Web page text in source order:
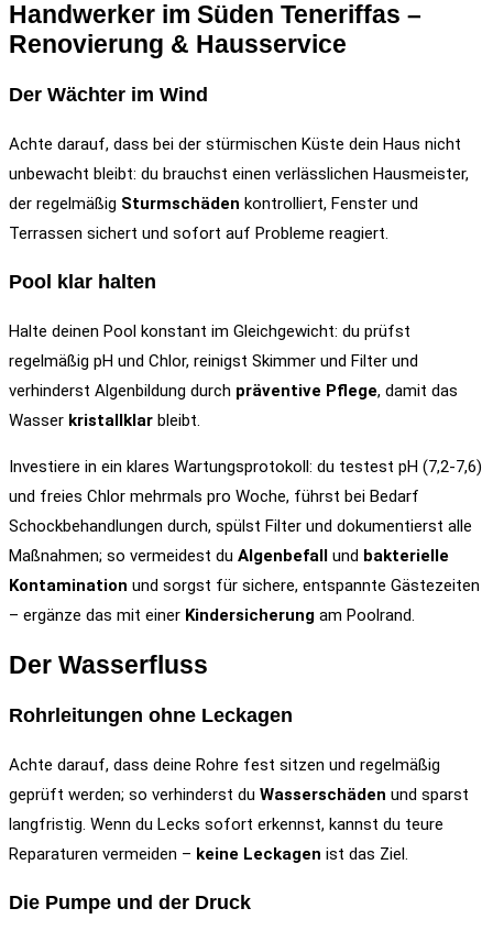
Handwerker im Süden Teneriffas –
Renovierung & Hausservice
Der Wächter im Wind
Achte darauf, dass bei der stürmischen Küste dein Haus nicht
unbewacht bleibt: du brauchst einen verlässlichen Hausmeister,
der regelmäßig Sturmschäden kontrolliert, Fenster und
Terrassen sichert und sofort auf Probleme reagiert.
Pool klar halten
Halte deinen Pool konstant im Gleichgewicht: du prüfst
regelmäßig pH und Chlor, reinigst Skimmer und Filter und
verhinderst Algenbildung durch präventive Pflege, damit das
Wasser kristallklar bleibt.
Investiere in ein klares Wartungsprotokoll: du testest pH (7,2-7,6)
und freies Chlor mehrmals pro Woche, führst bei Bedarf
Schockbehandlungen durch, spülst Filter und dokumentierst alle
Maßnahmen; so vermeidest du Algenbefall und bakterielle
Kontamination und sorgst für sichere, entspannte Gästezeiten
– ergänze das mit einer Kindersicherung am Poolrand.
Der Wasserfluss
Rohrleitungen ohne Leckagen
Achte darauf, dass deine Rohre fest sitzen und regelmäßig
geprüft werden; so verhinderst du Wasserschäden und sparst
langfristig. Wenn du Lecks sofort erkennst, kannst du teure
Reparaturen vermeiden – keine Leckagen ist das Ziel.
Die Pumpe und der Druck